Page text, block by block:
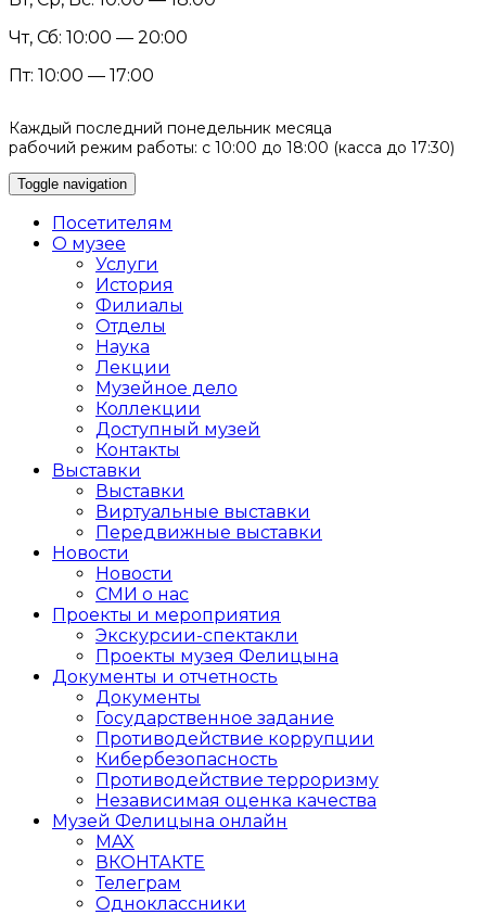
Чт, Сб: 10:00 — 20:00
Пт: 10:00 — 17:00
Каждый последний понедельник месяца
рабочий режим работы: с 10:00 до 18:00 (касса до 17:30)
Toggle navigation
Посетителям
О музее
Услуги
История
Филиалы
Отделы
Наука
Лекции
Музейное дело
Коллекции
Доступный музей
Контакты
Выставки
Выставки
Виртуальные выставки
Передвижные выставки
Новости
Новости
СМИ о нас
Проекты и мероприятия
Экскурсии-спектакли
Проекты музея Фелицына
Документы и отчетность
Документы
Государственное задание
Противодействие коррупции
Кибер­безопасность
Противодействие терроризму
Независимая оценка качества
Музей Фелицына онлайн
MAX
ВКОНТАКТЕ
Телеграм
Одноклассники